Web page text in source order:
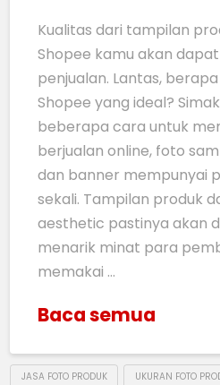
Kualitas dari tampilan
Shopee kamu akan
penjualan. Lantas,
Shopee yang ideal?
beberapa cara untuk
berjualan online, foto
dan banner mempunyai
sekali. Tampilan produk
aesthetic pastinya akan
menarik minat para
memakai …
Baca semua
JASA FOTO PRODUK UKURAN FOTO